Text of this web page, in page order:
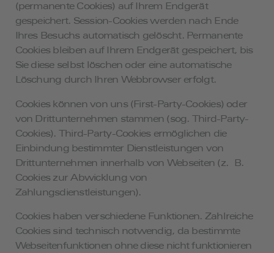
(permanente Cookies) auf Ihrem Endgerät
gespeichert. Session-Cookies werden nach Ende
Ihres Besuchs automatisch gelöscht. Permanente
Cookies bleiben auf Ihrem Endgerät gespeichert, bis
Sie diese selbst löschen oder eine automatische
Löschung durch Ihren Webbrowser erfolgt.
Cookies können von uns (First-Party-Cookies) oder
von Drittunternehmen stammen (sog. Third-Party-
Cookies). Third-Party-Cookies ermöglichen die
Einbindung bestimmter Dienstleistungen von
Drittunternehmen innerhalb von Webseiten (z. B.
Cookies zur Abwicklung von
Zahlungsdienstleistungen).
Cookies haben verschiedene Funktionen. Zahlreiche
Cookies sind technisch notwendig, da bestimmte
Webseitenfunktionen ohne diese nicht funktionieren